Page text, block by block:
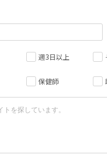
週3日以上
保健師